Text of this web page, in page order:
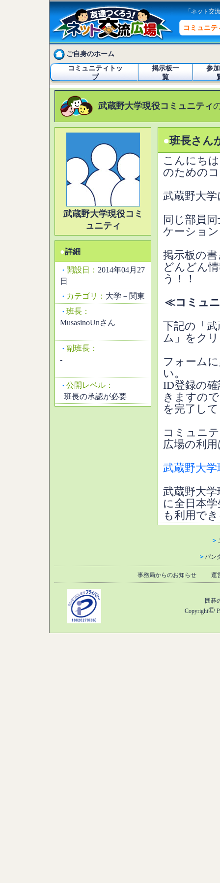
「ネット交
コミュニテ
ご自身のホーム
コミュニティトッ
プ
掲示板一
覧
参
武蔵野大学現役コミュニティ
武蔵野大学現役コミ
ュニティ
●詳細
・ 開設日： 2014年04月27
日
・ カテゴリ： 大学－関東
・ 班長：
MusasinoUnさん
・ 副班長：
-
・ 公開レベル：
班長の承認が必要
●班長さん
こんにち
のための
武蔵野大
同じ部員
ケーショ
掲示板の
どんどん
う！！
≪コミュ
下記の「
ム」をク
フォーム
い。
ID登録の
きますの
を完了し
コミュニ
広場の利
武蔵野大
武蔵野大
に全日本
も利用で
＞
＞ パン
事務局からのお知らせ 運
囲碁
Copyright©